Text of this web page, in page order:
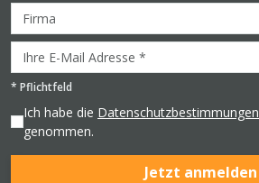
* Pflichtfeld
Ich habe die Datenschutzbestimmungen
genommen.
Jetzt anmelden